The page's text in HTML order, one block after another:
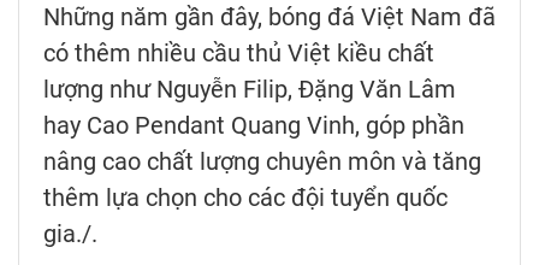
Những năm gần đây, bóng đá Việt Nam đã
có thêm nhiều cầu thủ Việt kiều chất
lượng như Nguyễn Filip, Đặng Văn Lâm
hay Cao Pendant Quang Vinh, góp phần
nâng cao chất lượng chuyên môn và tăng
thêm lựa chọn cho các đội tuyển quốc
gia./.